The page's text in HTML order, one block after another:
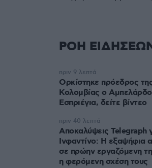
ΡΟΗ
Ορκίστηκε πρόεδρος
Κολομβίας ο
Εσπριέγια, δείτε βίντεο
πριν 9 λεπτά
Αποκαλύψεις Telegraph
Ινφαντίνο: Η εξαψήφια
σε πρώην εργαζόμενη
η φερόμενη σχέση τους
πριν 40 λεπτά